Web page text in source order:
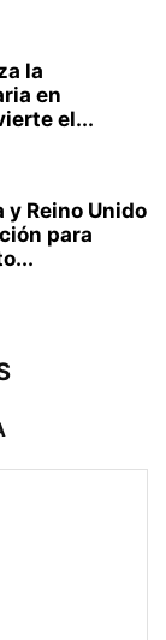
la
en
el...
Reino Unido
para